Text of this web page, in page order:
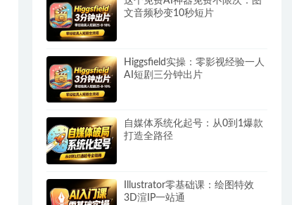
文音频秒变10秒短片
Higgsfield实操：零影视经验一人
AI短剧三分钟出片
自媒体系统化起号：从0到1爆款
打造全路径
Illustrator零基础课：绘图特效
3D渲IP一站通